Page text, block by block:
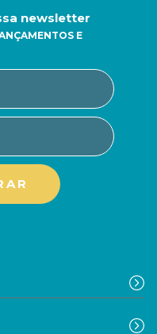
newsletter
E